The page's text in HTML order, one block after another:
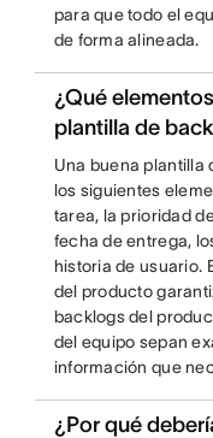
para que todo el
de forma alineada.
¿Qué
plantilla de
Una buena plantilla
los siguientes
tarea, la prioridad
fecha de entrega,
historia de usuario.
del producto
backlogs del
del equipo sepan
información que
¿Por qué